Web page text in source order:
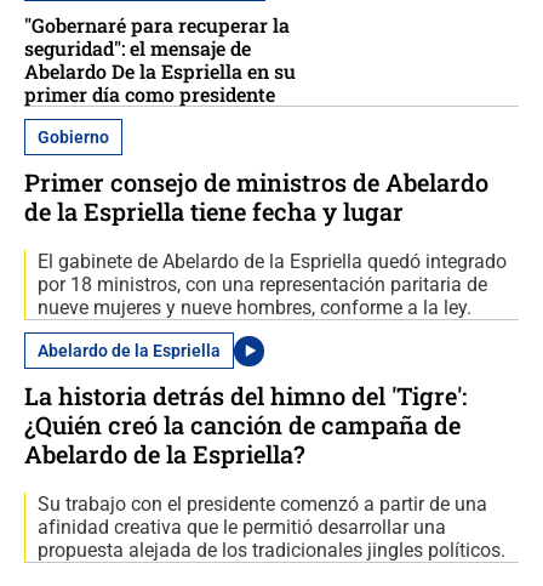
"Gobernaré para recuperar la
seguridad": el mensaje de
Abelardo De la Espriella en su
primer día como presidente
Gobierno
Primer consejo de ministros de Abelardo
de la Espriella tiene fecha y lugar
El gabinete de Abelardo de la Espriella quedó integrado
por 18 ministros, con una representación paritaria de
nueve mujeres y nueve hombres, conforme a la ley.
Abelardo de la Espriella
La historia detrás del himno del 'Tigre':
¿Quién creó la canción de campaña de
Abelardo de la Espriella?
Su trabajo con el presidente comenzó a partir de una
afinidad creativa que le permitió desarrollar una
propuesta alejada de los tradicionales jingles políticos.